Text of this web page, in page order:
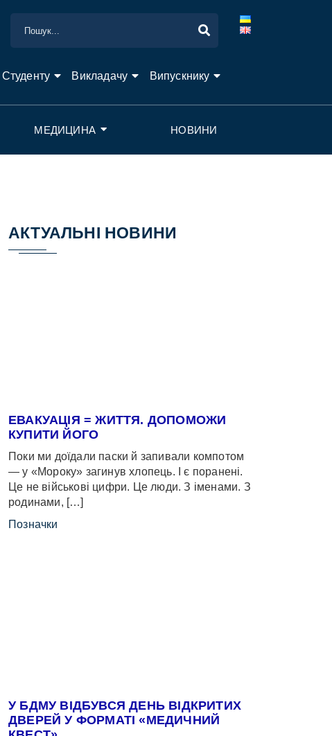
Студенту Викладачу Випускнику
МЕДИЦИНА НОВИНИ
АКТУАЛЬНІ НОВИНИ
ЕВАКУАЦІЯ = ЖИТТЯ. ДОПОМОЖИ
КУПИТИ ЙОГО
Поки ми доїдали паски й запивали компотом
— у «Мороку» загинув хлопець. І є поранені.
Це не військові цифри. Це люди. З іменами. З
родинами, […]
Позначки
У БДМУ ВІДБУВСЯ ДЕНЬ ВІДКРИТИХ
ДВЕРЕЙ У ФОРМАТІ «МЕДИЧНИЙ